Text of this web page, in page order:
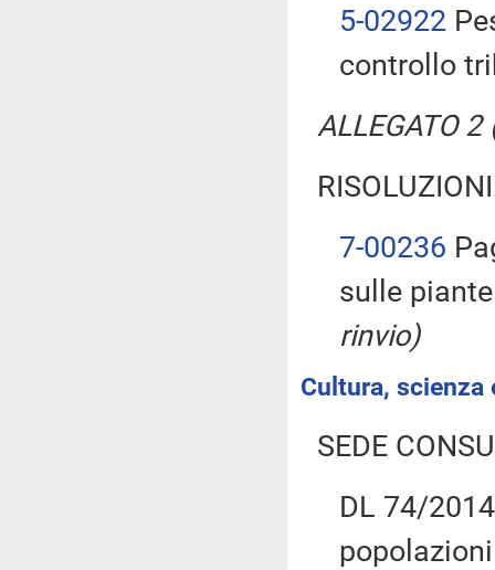
5-02922
controllo
ALLEGATO
7-00236
sulle
rinvio)
Cultura,
SEDE
DL 74/